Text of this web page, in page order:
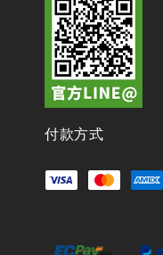
付款方式